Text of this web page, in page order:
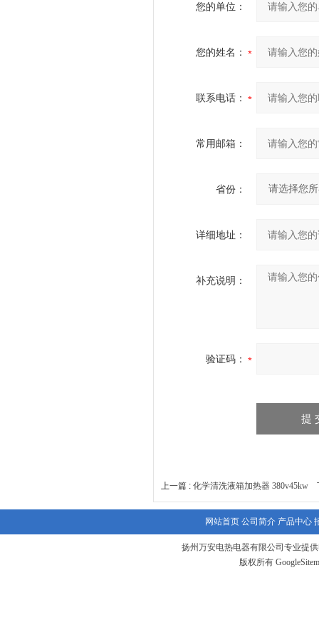
您的单位：
您的姓名：
联系电话：
常用邮箱：
省份：
详细地址：
补充说明：
验证码：
上一篇 : 化学清洗液箱加热器 380v45kw
网站首页 公司简介 产品中心
扬州万安电热电器有限公司专业提供
版权所有